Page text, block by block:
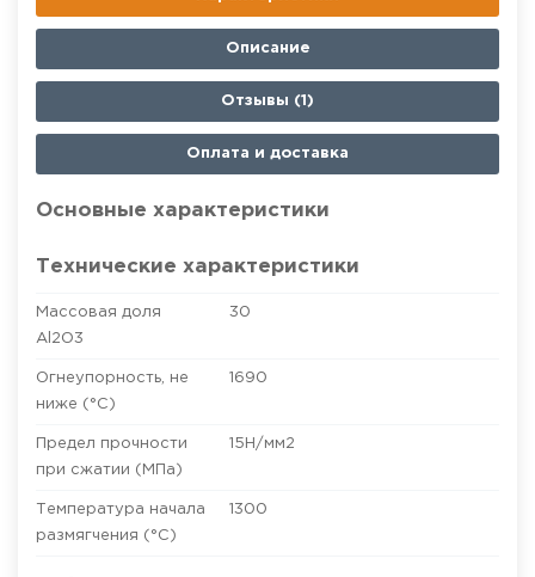
Описание
Отзывы (1)
Оплата и доставка
Основные характеристики
Технические характеристики
Массовая доля
Al2O3
30
Огнеупорность, не
ниже (°C)
1690
Предел прочности
при сжатии (МПа)
15Н/мм2
Температура начала
размягчения (°C)
1300